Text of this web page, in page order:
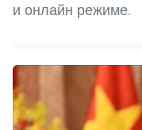
и онлайн режиме.